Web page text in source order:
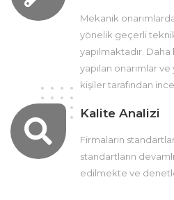
Mekanik
yönelik geçerli
yapılmaktadır.
yapılan onarımlar
kişiler tarafından
Kalite Analizi
Firmaların
standartların
edilmekte ve